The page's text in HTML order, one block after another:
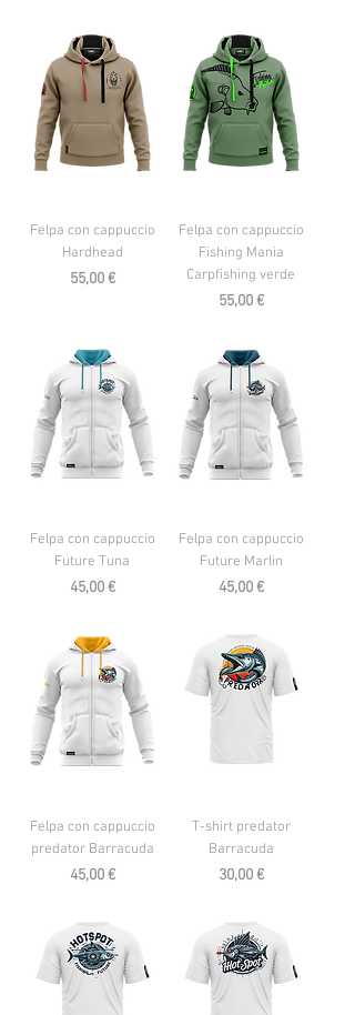
Felpa con cappuccio
Hardhead
Prezzo
55,00 €
Felpa con cappuccio
Fishing Mania
Carpfishing verde
Prezzo
55,00 €
Felpa con cappuccio
Future Tuna
Prezzo
45,00 €
Felpa con cappuccio
Future Marlin
Prezzo
45,00 €
Felpa con cappuccio
predator Barracuda
Prezzo
45,00 €
T-shirt predator
Barracuda
Prezzo
30,00 €